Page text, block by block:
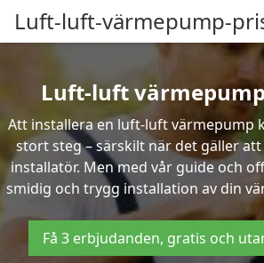
Luft-luft-värmepump-
Luft-luft
Att installera en luft-luft värmepump
stort steg – särskilt när det gäller
installatör. Men med vår guide och
smidig och trygg installation av din
Få 3 erbjudanden, gratis och